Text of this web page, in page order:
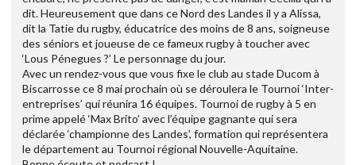
dit. Heureusement que dans ce Nord des Landes il y a Alissa,
dit la Tatie du rugby, éducatrice des moins de 8 ans, soigneuse
des séniors et joueuse de ce fameux rugby à toucher avec
‘Lous Pénegues ?’ Le personnage du jour.
Avec un rendez-vous que vous fixe le club au stade Ducom à
Biscarrosse ce 8 mai prochain où se déroulera le Tournoi ‘Inter-
entreprises’ qui réunira 16 équipes. Tournoi de rugby à 5 en
prime appelé ‘Max Brito’ avec l’équipe gagnante qui sera
déclarée ‘championne des Landes’, formation qui représentera
le département au Tournoi régional Nouvelle-Aquitaine.